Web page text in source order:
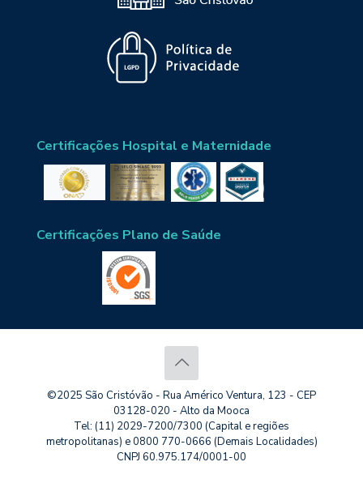
Certificações Hospital e Maternidade
Certificações Plano de Saúde
©2025 São Cristóvão - Rua Américo Ventura, 123 - CEP
03128-020 - Alto da Mooca
Tel: (11) 2029-7200/7300 (Capital e regiões
metropolitanas) e 0800 770-0666 (Demais Localidades)
CNPJ 60.975.174/0001-00